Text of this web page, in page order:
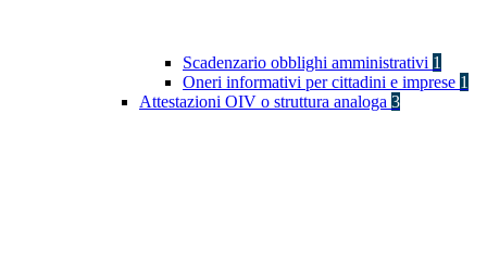
Scadenzario obblighi amministrativi 1
Oneri informativi per cittadini e imprese 1
Attestazioni OIV o struttura analoga 3